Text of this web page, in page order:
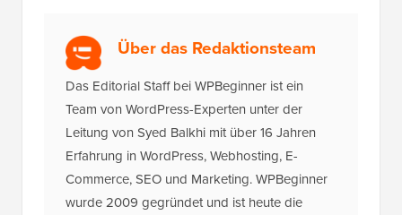
Über das Redaktionsteam
Das Editorial Staff bei WPBeginner ist ein
Team von WordPress-Experten unter der
Leitung von Syed Balkhi mit über 16 Jahren
Erfahrung in WordPress, Webhosting, E-
Commerce, SEO und Marketing. WPBeginner
wurde 2009 gegründet und ist heute die